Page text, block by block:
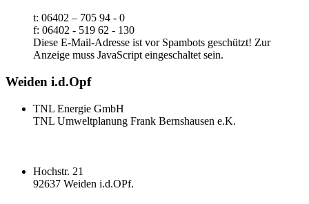
t: 06402 – 705 94 - 0
f: 06402 - 519 62 - 130
Diese E-Mail-Adresse ist vor Spambots geschützt! Zur
Anzeige muss JavaScript eingeschaltet sein.
Weiden i.d.Opf
TNL Energie GmbH
TNL Umweltplanung Frank Bernshausen e.K.
Hochstr. 21
92637 Weiden i.d.OPf.